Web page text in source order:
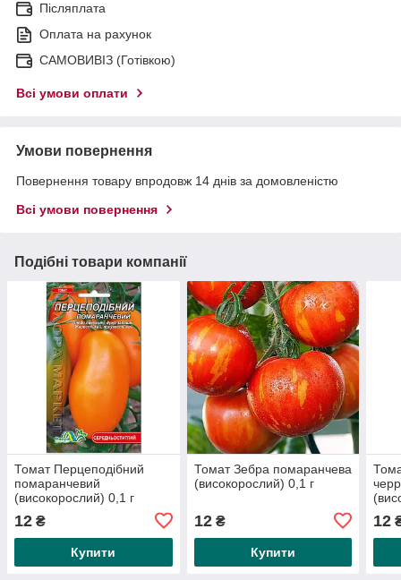
Післяплата
Оплата на рахунок
САМОВИВІЗ (Готівкою)
Всі умови оплати
Умови повернення
Повернення товару впродовж 14 днів за домовленістю
Всі умови повернення
Подібні товари компанії
Томат Перцеподібний
помаранчевий
(високорослий) 0,1 г
12 ₴
Купити
Томат Зебра помаранчева
(високорослий) 0,1 г
12₴
Купити
12